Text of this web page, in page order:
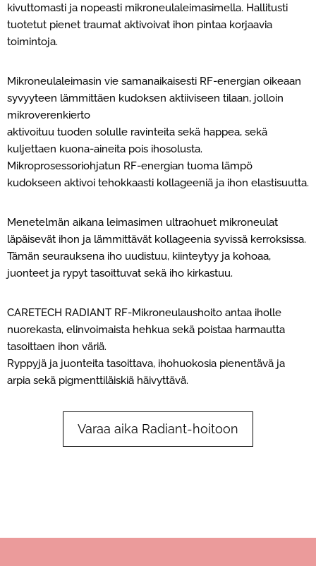
kivuttomasti ja nopeasti mikroneulaleimasimella. Hallitusti
tuotetut pienet traumat aktivoivat ihon pintaa korjaavia
toimintoja.
Mikroneulaleimasin vie samanaikaisesti RF-energian oikeaan
syvyyteen lämmittäen kudoksen aktiiviseen tilaan, jolloin
mikroverenkierto
aktivoituu tuoden solulle ravinteita sekä happea, sekä
kuljettaen kuona-aineita pois ihosolusta.
Mikroprosessoriohjatun RF-energian tuoma lämpö
kudokseen aktivoi tehokkaasti kollageeniä ja ihon elastisuutta.
Menetelmän aikana leimasimen ultraohuet mikroneulat
läpäisevät ihon ja lämmittävät kollageenia syvissä kerroksissa.
Tämän seurauksena iho uudistuu, kiinteytyy ja kohoaa,
juonteet ja rypyt tasoittuvat sekä iho kirkastuu.
CARETECH RADIANT RF-Mikroneulaushoito antaa iholle
nuorekasta, elinvoimaista hehkua sekä poistaa harmautta
tasoittaen ihon väriä.
Ryppyjä ja juonteita tasoittava, ihohuokosia pienentävä ja
arpia sekä pigmenttiläiskiä häivyttävä.
Varaa aika Radiant-hoitoon